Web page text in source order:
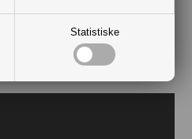
Statistiske